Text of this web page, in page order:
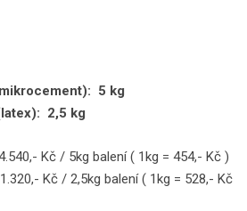
5 kg
2,5 kg
Kč / 5kg balení ( 1kg = 454,- Kč )
Kč / 2,5kg balení ( 1kg = 528,- Kč